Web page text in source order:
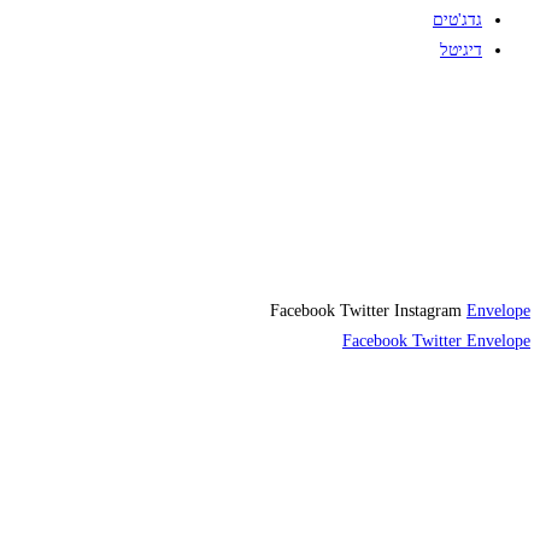
גדג'טים
דיגיטל
Facebook Twitter Instagram Envelope
Facebook Twitter Envelope